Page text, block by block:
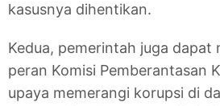
kasusnya dihentikan.
Kedua, pemerintah juga dapat
peran Komisi Pemberantasan
upaya memerangi korupsi di